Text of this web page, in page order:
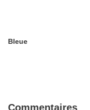
Bleue
Commentaires